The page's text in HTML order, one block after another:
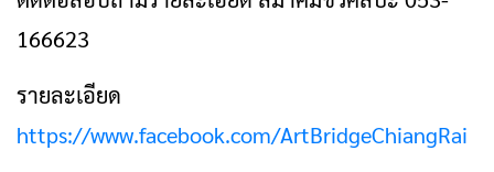
166623
รายละเอียด
https://www.facebook.com/ArtBridgeChiangRai